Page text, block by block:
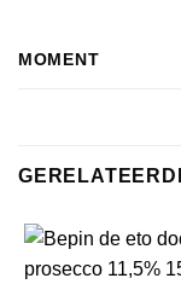
MOMENT